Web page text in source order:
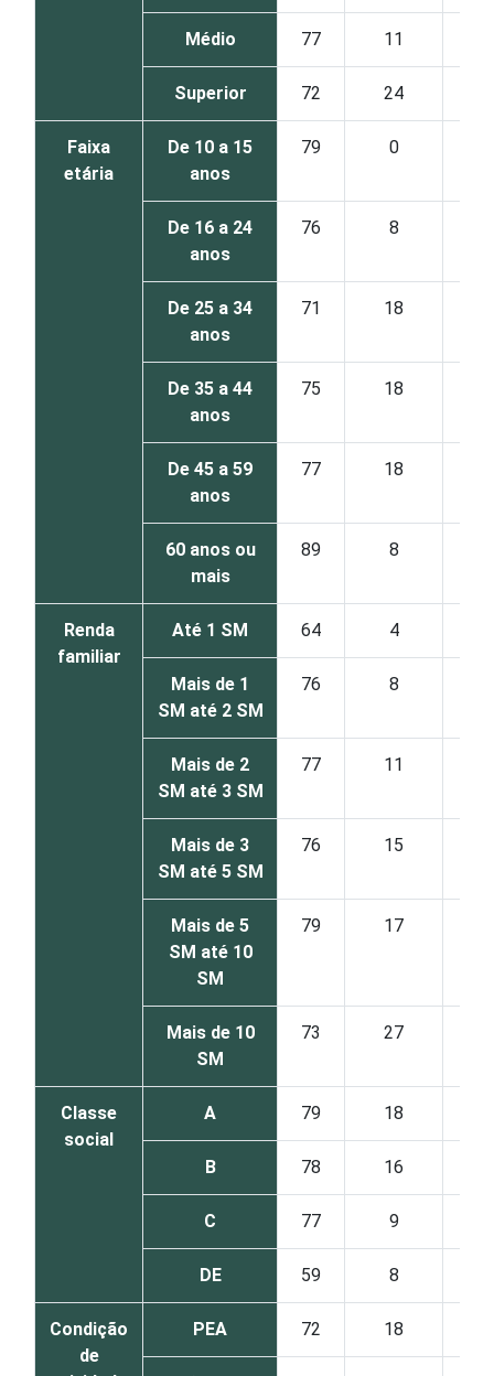
Médio 77 11
Superior 72 24
Faixa
etária
De 10 a 15
anos
79 0
De 16 a 24
anos
76 8
De 25 a 34
anos
71 18
De 35 a 44
anos
75 18
De 45 a 59
anos
77 18
60 anos ou
mais
89 8
Renda
familiar
Até 1 SM 64 4
Mais de 1
SM até 2 SM
76 8
Mais de 2
SM até 3 SM
77 11
Mais de 3
SM até 5 SM
76 15
Mais de 5
SM até 10
SM
79 17
Mais de 10
SM
73 27
Classe
social
A 79 18
B 78 16
C 77 9
DE 59 8
Condição
de
PEA 72 18